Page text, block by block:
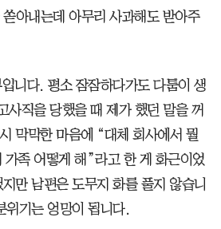
아내는데 아무리 사과해도 받아주
니다. 평소 잠잠하다가도 다툼이 생
사직을 당했을 때 제가 했던 말을 꺼
막막한 마음에 “대체 회사에서 뭘
가족 어떻게 해”라고 한 게 화근이었
만 남편은 도무지 화를 풀지 않습니
위기는 엉망이 됩니다.